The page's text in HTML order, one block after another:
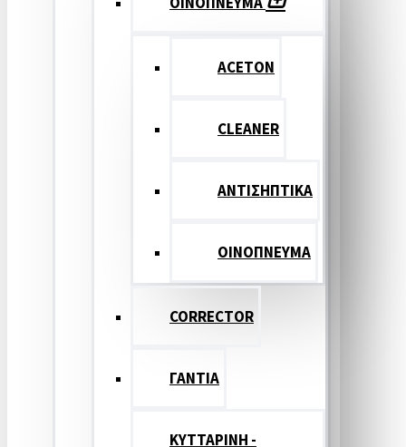
ACETON
CLEANER
ΑΝΤΙΣΗΠΤΙΚΑ
ΟΙΝΟΠΝΕΥΜΑ
CORRECTOR
ΓΑΝΤΙΑ
ΚΥΤΤΑΡΙΝΗ -